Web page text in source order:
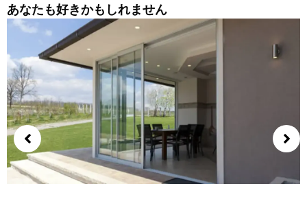
あなたも好きかもしれません